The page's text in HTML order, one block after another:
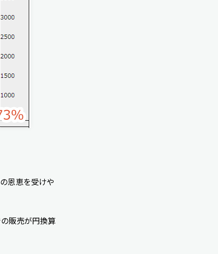
恩恵を受けや
販売が円換算